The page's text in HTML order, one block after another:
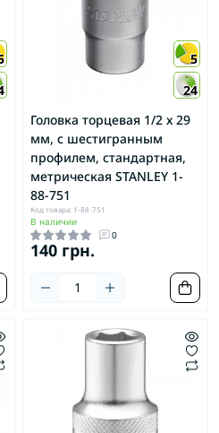
5
24
Головка торцевая 1/2 х 29
мм, с шестигранным
профилем, стандартная,
метрическая STANLEY 1-
88-751
Код товара: 1-88-751
В наличии
0
140 грн.